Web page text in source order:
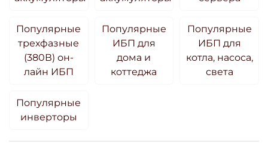
Популярные
трехфазные
(380В) он-
лайн ИБП
Популярные
ИБП для
дома и
коттеджа
Популярные
ИБП для
котла, насоса,
света
Популярные
инверторы